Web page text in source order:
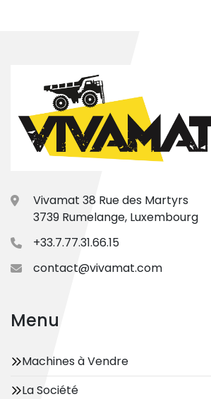
Vivamat 38 Rue des Martyrs
3739 Rumelange, Luxembourg
+33.7.77.31.66.15
contact@vivamat.com
Menu
Machines à Vendre
La Société